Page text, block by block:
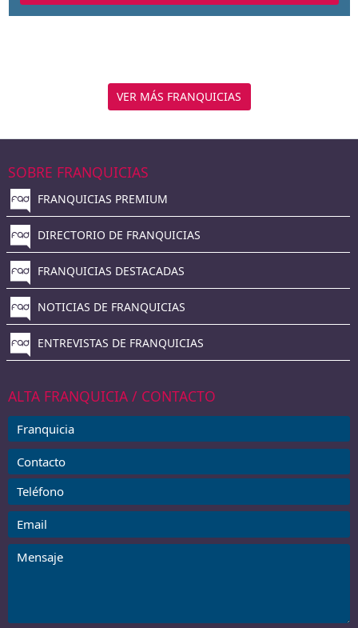
VER MÁS FRANQUICIAS
SOBRE FRANQUICIAS
FRANQUICIAS PREMIUM
DIRECTORIO DE FRANQUICIAS
FRANQUICIAS DESTACADAS
NOTICIAS DE FRANQUICIAS
ENTREVISTAS DE FRANQUICIAS
ALTA FRANQUICIA / CONTACTO